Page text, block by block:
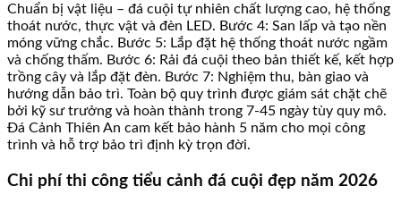
Chuẩn bị vật liệu – đá cuội tự nhiên chất lượng cao, hệ thống
thoát nước, thực vật và đèn LED. Bước 4: San lấp và tạo nền
móng vững chắc. Bước 5: Lắp đặt hệ thống thoát nước ngầm
và chống thấm. Bước 6: Rải đá cuội theo bản thiết kế, kết hợp
trồng cây và lắp đặt đèn. Bước 7: Nghiệm thu, bàn giao và
hướng dẫn bảo trì. Toàn bộ quy trình được giám sát chặt chẽ
bởi kỹ sư trưởng và hoàn thành trong 7-45 ngày tùy quy mô.
Đá Cảnh Thiên An cam kết bảo hành 5 năm cho mọi công
trình và hỗ trợ bảo trì định kỳ trọn đời.
Chi phí thi công tiểu cảnh đá cuội đẹp năm 2026